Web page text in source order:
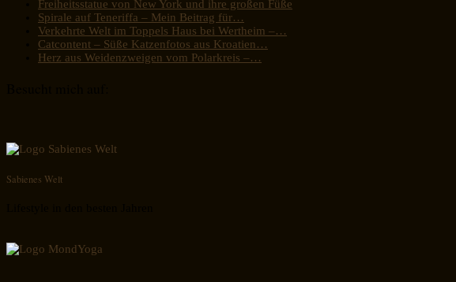
Freiheitsstatue von New York und ihre großen Füße
Spirale auf Teneriffa – Mein Beitrag für…
Verkehrte Welt im Toppels Haus bei Wertheim –…
Catcontent – Süße Katzenfotos aus Kroatien…
Herz aus Weidenzweigen vom Polarkreis –…
Sabienes Welt